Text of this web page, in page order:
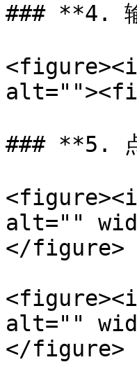
### **4. 输
### **5. 点
alt=""
</figure>
alt=""
</figure>